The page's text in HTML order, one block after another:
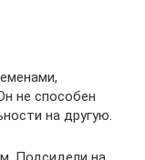
не способен
на другую.